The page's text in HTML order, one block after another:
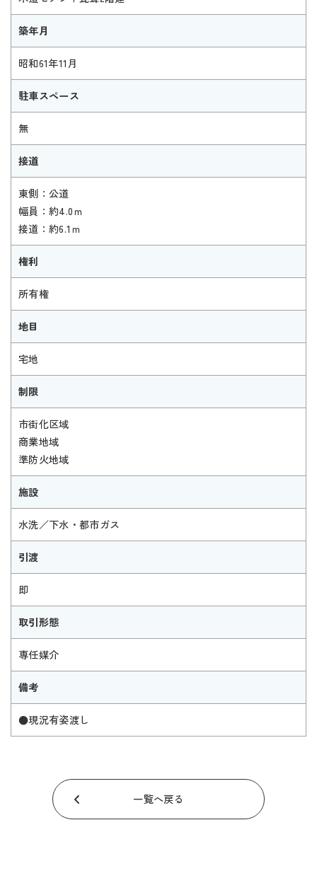
築年月
昭和61年11月
駐車スペース
無
接道
東側：公道
幅員：約4.0ｍ
接道：約6.1ｍ
権利
所有権
地目
宅地
制限
市街化区域
商業地域
準防火地域
施設
水洗／下水・都市ガス
引渡
即
取引形態
専任媒介
備考
●現況有姿渡し
一覧へ戻る